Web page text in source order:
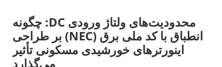
محدودیت‌های ولتاژ ورودی DC: چگونه
انطباق با کد ملی برق (NEC) بر طراحی
اینورترهای خورشیدی مسکونی تأثیر
می‌گذارد